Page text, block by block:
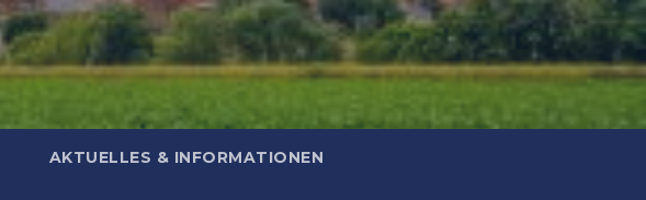
AKTUELLES & INFORMATIONEN